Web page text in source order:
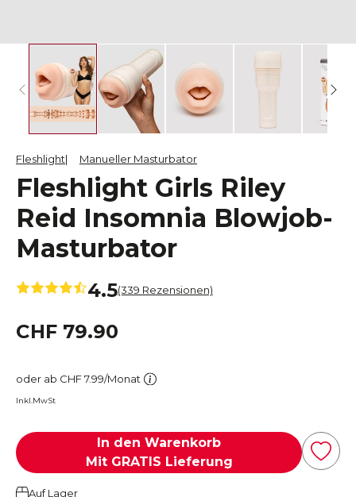
Fleshlight Manueller Masturbator
Fleshlight Girls Riley
Reid Insomnia Blowjob-
Masturbator
4.5(339 Rezensionen)
CHF 79.90
oder ab CHF 7.99/Monat
Inkl.MwSt
In den Warenkorb
Mit GRATIS Lieferung
Auf Lager